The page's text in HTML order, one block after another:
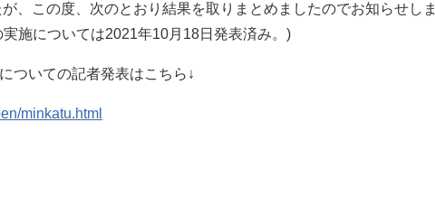
、この度、次のとおり結果を取りまとめましたのでお知らせしま
施については2021年10月18日発表済み。)
ついての記者発表はこちら↓
minkatu.html